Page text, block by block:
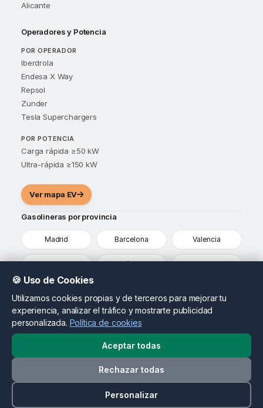
Alicante
Operadores y Potencia
POR OPERADOR
Iberdrola
Endesa X Way
Repsol
Zunder
Tesla Superchargers
POR POTENCIA
Carga rápida ≥50 kW
Ultra-rápida ≥150 kW
Ver mapa EV
Gasolineras por provincia
Madrid Barcelona Valencia
Sevilla Málaga Alicante
¿Eres propietario de una gasolinera?
Destaca tu estación, actualiza tus precios y llega a
conductores que ya están comparando opciones en tu
Contactar como propietario
© 2026 MapasDeGasolineras.com. Todos los derechos
🍪 Uso de Cookies
Utilizamos cookies propias y de terceros para mejorar tu
experiencia, analizar el tráfico y mostrarte publicidad
personalizada. Política de cookies
Aceptar todas
Rechazar todas
Personalizar